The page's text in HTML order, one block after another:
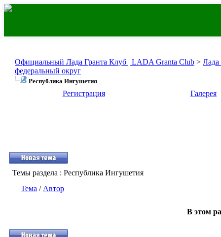
Официальный Лада Гранта Клуб | LADA Granta Club > Лада
федеральный округ
Республика Ингушетия
Регистрация Галерея
Темы раздела : Республика Ингушетия
Тема / Автор
В этом